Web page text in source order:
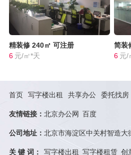
精装修 240㎡ 可注册
6 元/㎡*天
简装
6 元/
首页 写字楼出租 共享办公 委托找房
友情链接： 北京办公网 百度
公司地址： 北京市海淀区中关村智造大
关 键 词： 写字楼出租 写字楼租赁 创